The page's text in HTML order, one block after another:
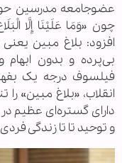
عضوجامعه مدرسین
چون «وَمَا عَلَیْنَا إِلَّا
افزود: بلاغ مبین
بی‌پرده و بدون
فیلسوف درجه یک
انقلاب، «بلاغ مبین» را
دارای گستره‌ای عظیم
و توحید تا تا زندگی